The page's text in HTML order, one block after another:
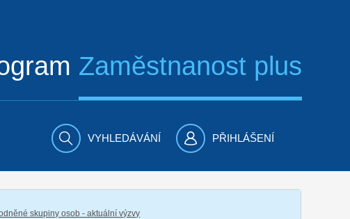
Zaměstnanost plus
VYHLEDÁVÁNÍ PŘIHLÁŠENÍ
skupiny osob - aktuální výzvy